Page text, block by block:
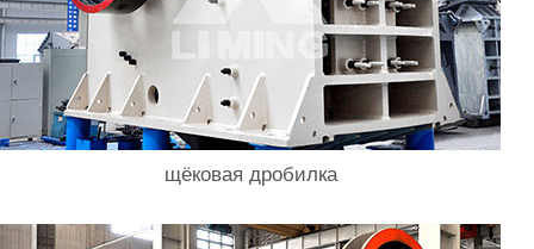
щёковая дробилка